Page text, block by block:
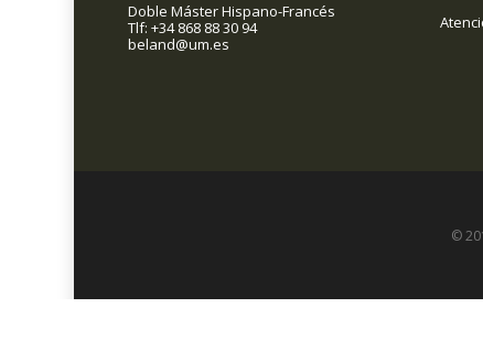
Doble Máster Hispano-Francés
Tlf: +34 868 88 30 94
beland@um.es
©